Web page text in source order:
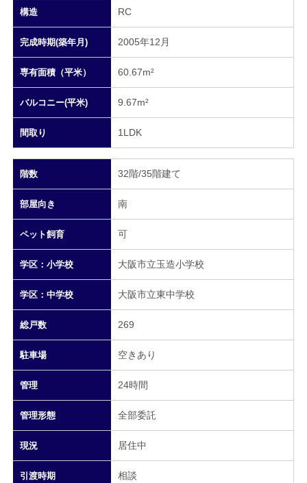
構造 RC
完成時期(築年月) 2005年12月
専有面積（平米） 60.67m²
バルコニー(平米) 9.67m²
間取り 1LDK
階数 32階/35階建て
部屋向き 南
ペット飼育 可
学区：小学校 大阪市立玉造小学校
学区：中学校 大阪市立東中学校
総戸数 269
駐車場 空きあり
管理 24時間
管理形態 全部委託
現況 居住中
引渡時期 相談